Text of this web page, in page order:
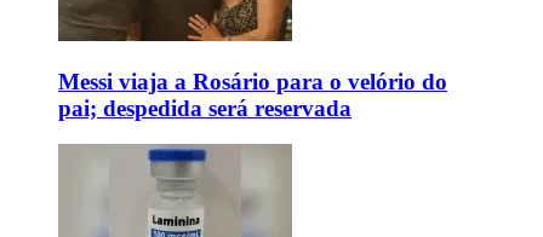
Messi viaja a Rosário para o velório do
pai; despedida será reservada